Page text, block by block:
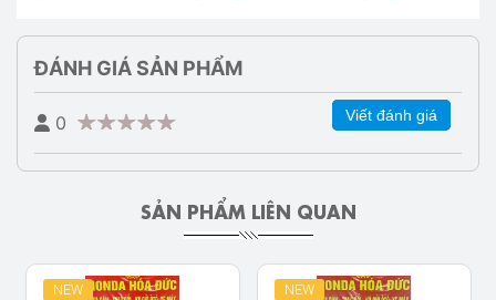
ĐÁNH GIÁ SẢN PHẨM
0 Viết đánh giá
SẢN PHẨM LIÊN QUAN
NEW NEW